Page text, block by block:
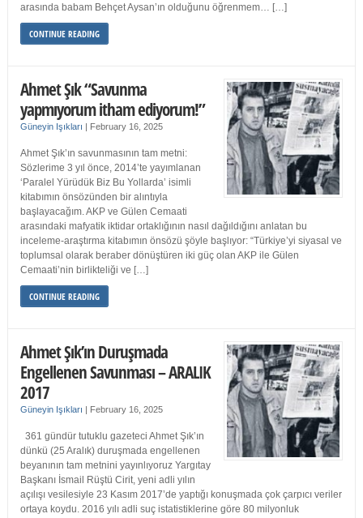
arasında babam Behçet Aysan’ın olduğunu öğrenmem… […]
CONTINUE READING
Ahmet Şık “Savunma
yapmıyorum itham ediyorum!”
Güneyin Işıkları | February 16, 2025
Ahmet Şık’ın savunmasının tam metni:
Sözlerime 3 yıl önce, 2014’te yayımlanan
‘Paralel Yürüdük Biz Bu Yollarda’ isimli
kitabımın önsözünden bir alıntıyla
başlayacağım. AKP ve Gülen Cemaati
arasındaki mafyatik iktidar ortaklığının nasıl dağıldığını anlatan bu
inceleme-araştırma kitabımın önsözü şöyle başlıyor: “Türkiye’yi siyasal ve
toplumsal olarak beraber dönüştüren iki güç olan AKP ile Gülen
Cemaati’nin birlikteliği ve […]
CONTINUE READING
Ahmet Şık’ın Duruşmada
Engellenen Savunması – ARALIK
2017
Güneyin Işıkları | February 16, 2025
361 gündür tutuklu gazeteci Ahmet Şık’ın
dünkü (25 Aralık) duruşmada engellenen
beyanının tam metnini yayınlıyoruz Yargıtay
Başkanı İsmail Rüştü Cirit, yeni adli yılın
açılışı vesilesiyle 23 Kasım 2017’de yaptığı konuşmada çok çarpıcı veriler
ortaya koydu. 2016 yılı adli suç istatistiklerine göre 80 milyonluk